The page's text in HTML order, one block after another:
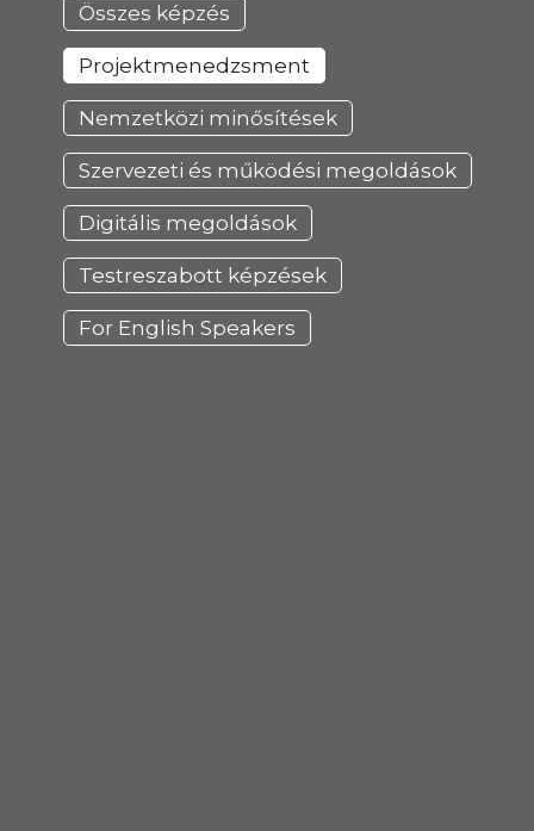
Összes képzés
Projektmenedzsment
Nemzetközi minősítések
Szervezeti és működési megoldások
Digitális megoldások
Testreszabott képzések
For English Speakers